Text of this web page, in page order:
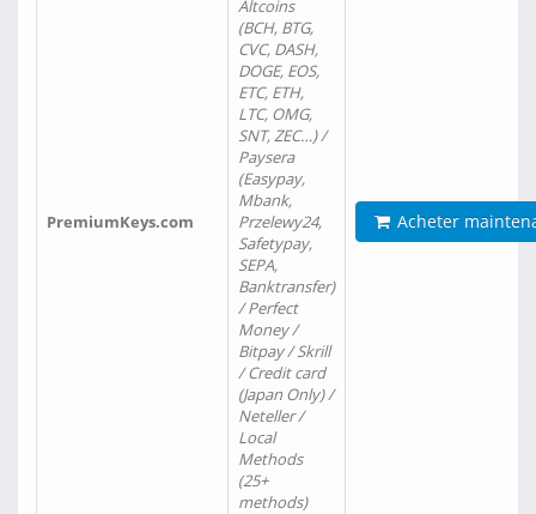
PremiumKeys.com
Altcoins
(BCH, BTG,
CVC, DASH,
DOGE, EOS,
ETC, ETH,
LTC, OMG,
SNT, ZEC…) /
Paysera
(Easypay,
Mbank,
Przelewy24,
Safetypay,
SEPA,
Banktransfer)
/ Perfect
Money /
Bitpay / Skrill
/ Credit card
(Japan Only) /
Neteller /
Local
Methods
(25+
methods)
Acheter